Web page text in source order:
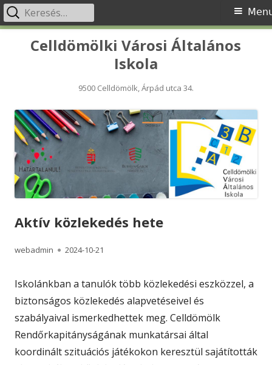
Celldömölki Városi Általános
Iskola
9500 Celldömölk, Árpád utca 34.
Primary
Menu
Keresés:
Aktív közlekedés hete
Author
webadmin
Published
2024-10-21
Iskolánkban a tanulók több közlekedési eszközzel, a
biztonságos közlekedés alapvetéseivel és
szabályaival ismerkedhettek meg. Celldömölk
Rendőrkapitányságának munkatársai által
koordinált szituációs játékokon keresztül sajátították